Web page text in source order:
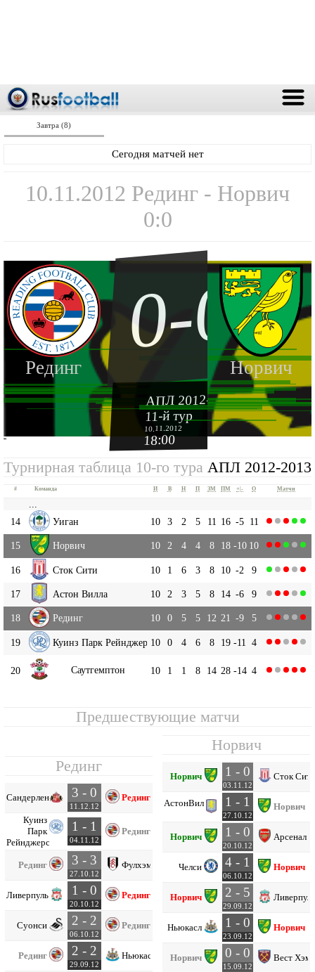
Завтра (8)
Сегодня матчей нет
10.11.2012 Рединг - Норвич
0:0
Рединг Норвич
0-0
АПЛ 2012-2013
11-й тур
10.11.2012
18:00
''
Турнирная таблица 10-го тура АПЛ 2012-2013
# Команда И В Н П ЗМ ПМ +|- О Матчи
14
Уиган 10 3 2 5 11 16 -5 11
15 Норвич 10 2 4 4 8 18 -10 10
16 Сток Сити 10 1 6 3 8 10 -2 9
17 Астон Вилла 10 2 3 5 8 14 -6 9
18 Рединг 10 0 5 5 12 21 -9 5
19 Куинз Парк Рейнджерс10 0 4 6 8 19 -11 4
20 Саутгемптон 10 1 1 8 14 28 -14 4
Предшествующие матчи
Рединг
Сандерленд 3 - 0
11.12.12
Рединг
Куинз
Парк
Рейнджерс
1 - 1
04.11.12
Рединг
Рединг 3 - 3
27.10.12
Фулхэм
Ливерпуль 1 - 0
20.10.12
Рединг
Суонси 2 - 2
06.10.12
Рединг
Рединг 2 - 2
29.09.12
Ньюкасл
Норвич
Норвич 1 - 0
03.11.12
Сток Сити
АстонВилла 1 - 1
27.10.12
Норвич
Норвич 1 - 0
20.10.12
Арсенал
Челси 4 - 1
06.10.12
Норвич
Норвич 2 - 5
29.09.12
Ливерпуль
Ньюкасл 1 - 0
23.09.12
Норвич
Норвич 0 - 0
15.09.12
Вест Хэм